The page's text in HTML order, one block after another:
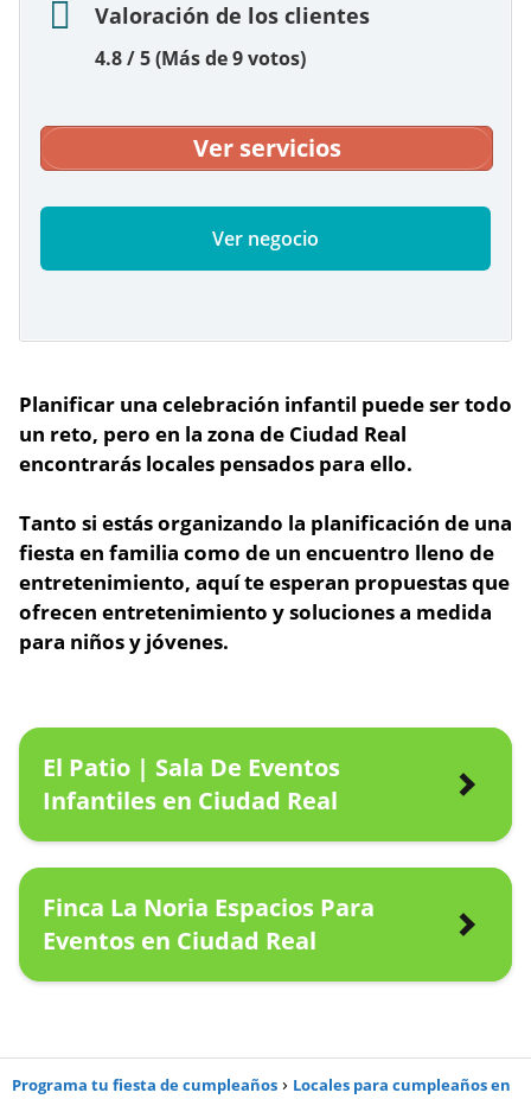
Valoración de los clientes
4.8 / 5 (Más de 9 votos)
Ver servicios
Ver negocio
Planificar una celebración infantil puede ser todo
un reto, pero en la zona de Ciudad Real
encontrarás locales pensados para ello.
Tanto si estás organizando la planificación de una
fiesta en familia como de un encuentro lleno de
entretenimiento, aquí te esperan propuestas que
ofrecen entretenimiento y soluciones a medida
para niños y jóvenes.
El Patio | Sala De Eventos
Infantiles en Ciudad Real
Finca La Noria Espacios Para
Eventos en Ciudad Real
Programa tu fiesta de cumpleaños Locales para cumpleaños en